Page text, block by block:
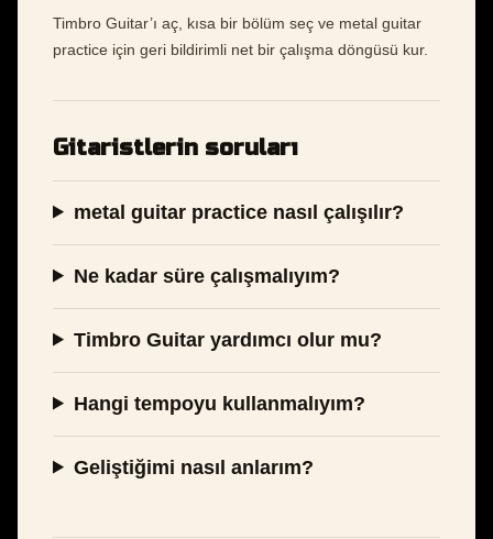
Timbro Guitar’ı aç, kısa bir bölüm seç ve metal guitar
practice için geri bildirimli net bir çalışma döngüsü kur.
Gitaristlerin soruları
metal guitar practice nasıl çalışılır?
Ne kadar süre çalışmalıyım?
Timbro Guitar yardımcı olur mu?
Hangi tempoyu kullanmalıyım?
Geliştiğimi nasıl anlarım?